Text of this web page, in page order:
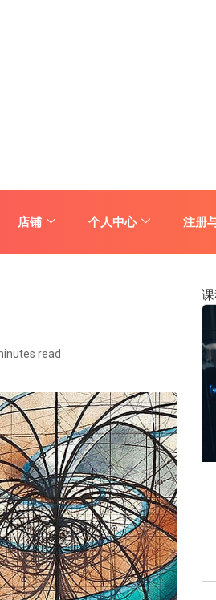
店铺 个人中心 注册
read